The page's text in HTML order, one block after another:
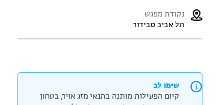
נקודת מפגש
תל אביב סבידור
שימו לב
קיום הפעילות מותנה בתנאי מזג אויר, בטחון